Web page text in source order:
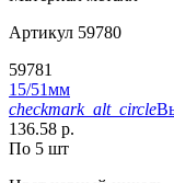
Артикул 59780
59781
15/51мм
checkmark_alt_circle
136.58 р.
По 5 шт